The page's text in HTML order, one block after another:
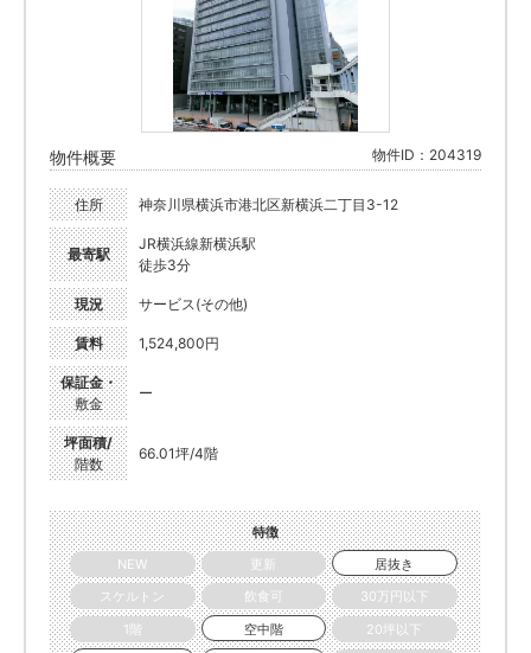
物件概要 物件ID：204319
住所 神奈川県横浜市港北区新横浜二丁目3-12
最寄駅
JR横浜線新横浜駅
徒歩3分
現況 サービス(その他)
賃料 1,524,800円
保証金・
敷金
ー
坪面積/
階数
66.01坪/4階
特徴
NEW
更新
居抜き
スケルトン
飲食可
30万円以下
1階
空中階
20坪以下